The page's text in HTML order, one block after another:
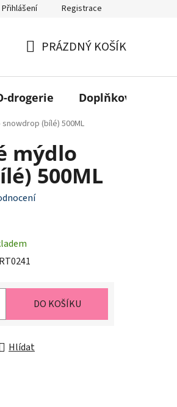
Obchodní podmínky
Přihlášení Registrace
KOŠÍK
PRÁZDNÝ KOŠÍK
drogerie Doplňkový
(bílé) 500ML
mýdlo
500ML
DO KOŠÍKU
Hlídat